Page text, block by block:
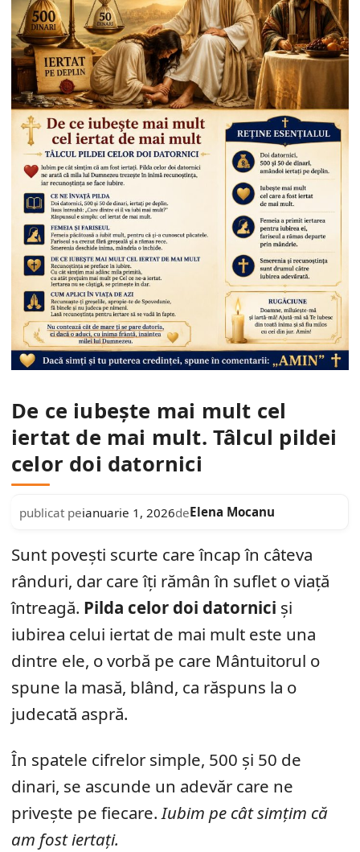
De ce iubește mai mult cel
iertat de mai mult. Tâlcul pildei
celor doi datornici
publicat peianuarie 1, 2026deElena Mocanu
Sunt povești scurte care încap în câteva
rânduri, dar care îți rămân în suflet o viață
întreagă. Pilda celor doi datornici și
iubirea celui iertat de mai mult este una
dintre ele, o vorbă pe care Mântuitorul o
spune la masă, blând, ca răspuns la o
judecată aspră.
În spatele cifrelor simple, 500 și 50 de
dinari, se ascunde un adevăr care ne
privește pe fiecare.Iubim pe cât simțim că
am fost iertați.